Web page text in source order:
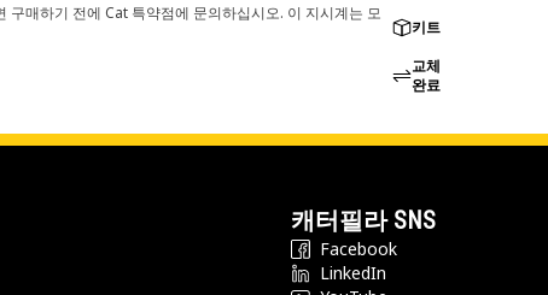
매하기 전에 Cat 특약점에 문의하십시오. 이 지시계는 모
키트
교체
완료
캐터필라 SNS
Facebook
LinkedIn